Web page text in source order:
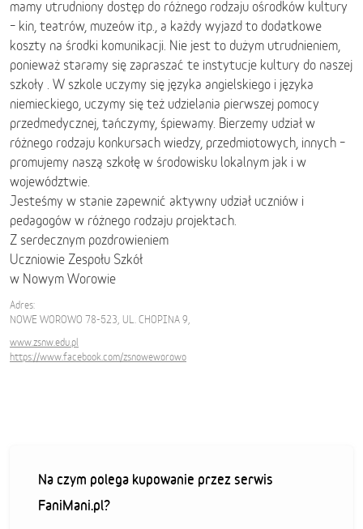
mamy utrudniony dostęp do różnego rodzaju ośrodków kultury
– kin, teatrów, muzeów itp., a każdy wyjazd to dodatkowe
koszty na środki komunikacji. Nie jest to dużym utrudnieniem,
ponieważ staramy się zapraszać te instytucje kultury do naszej
szkoły . W szkole uczymy się języka angielskiego i języka
niemieckiego, uczymy się też udzielania pierwszej pomocy
przedmedycznej, tańczymy, śpiewamy. Bierzemy udział w
różnego rodzaju konkursach wiedzy, przedmiotowych, innych –
promujemy naszą szkołę w środowisku lokalnym jak i w
województwie.
Jesteśmy w stanie zapewnić aktywny udział uczniów i
pedagogów w różnego rodzaju projektach.
Z serdecznym pozdrowieniem
Uczniowie Zespołu Szkół
w Nowym Worowie
Adres:
NOWE WOROWO 78-523, UL. CHOPINA 9,
www.zsnw.edu.pl
https://www.facebook.com/zsnoweworowo
Na czym polega kupowanie przez serwis
FaniMani.pl?